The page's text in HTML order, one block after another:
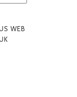
WEB